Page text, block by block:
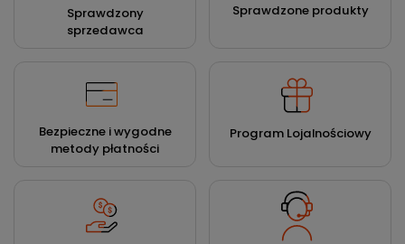
Sprawdzony
sprzedawca
Sprawdzone produkty
Bezpieczne i wygodne
metody płatności
Program Lojalnościowy